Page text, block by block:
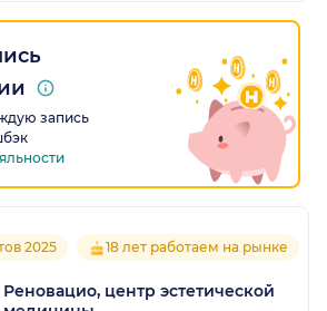
запись
2025 18 лет работаем на рынке
Реновацио, центр эстетической